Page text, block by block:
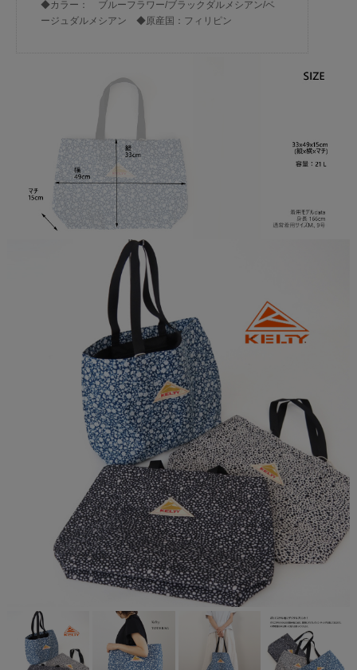
◆カラー： ブルーフラワー/ブラックダルメシアン/ベ
ージュダルメシアン ◆原産国：フィリピン